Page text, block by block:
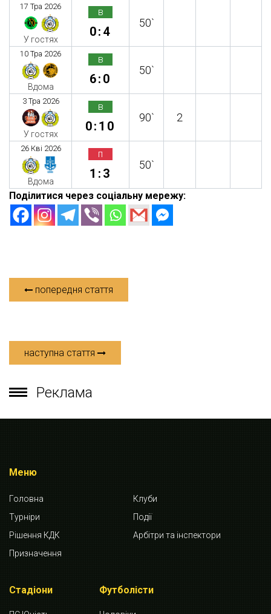
17 Тра 2026
У гостях
в
0:4
50`
10 Тра 2026
Вдома
в
6:0
50`
3 Тра 2026
У гостях
в
0:10
90` 2
26 Кві 2026
Вдома
п
1:3
50`
Поділитися через соціальну мережу:
попередня стаття
наступна стаття
Реклама
Меню
Головна
Клуби
Турніри
Події
Рішення КДК
Арбітри та інспектори
Призначення
Стадіони Футболісти